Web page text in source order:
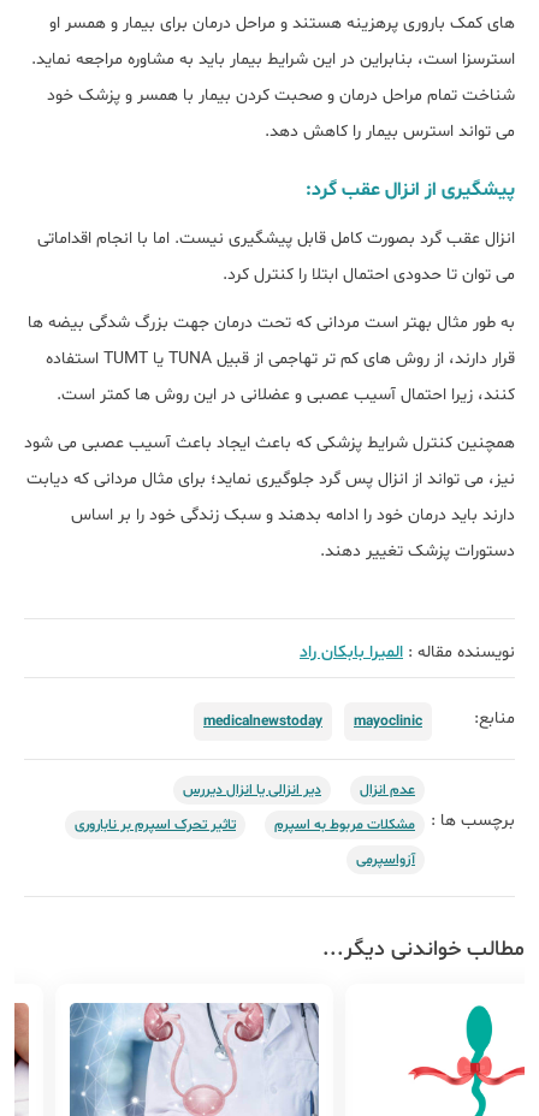
های کمک باروری پرهزینه هستند و مراحل درمان برای بیمار و همسر او
استرس‎زا است، بنابراین در این شرایط بیمار باید به مشاوره مراجعه نماید.
شناخت تمام مراحل درمان و صحبت کردن بیمار با همسر و پزشک خود
می تواند استرس بیمار را کاهش دهد.
پیشگیری از انزال عقب گرد:
انزال عقب گرد بصورت کامل قابل پیشگیری نیست. اما با انجام اقداماتی
می توان تا حدودی احتمال ابتلا را کنترل کرد.
به طور مثال بهتر است مردانی که تحت درمان جهت بزرگ شدگی بیضه ها
قرار دارند، از روش های کم تر تهاجمی از قبیل TUNA یا TUMT استفاده
کنند، زیرا احتمال آسیب عصبی و عضلانی در این روش ها کمتر است.
همچنین کنترل شرایط پزشکی که باعث ایجاد باعث آسیب عصبی می شود
نیز، می تواند از انزال پس گرد جلوگیری نماید؛ برای مثال مردانی که دیابت
دارند باید درمان خود را ادامه بدهند و سبک زندگی خود را بر اساس
دستورات پزشک تغییر دهند.
نویسنده مقاله : الميرا بابكان راد
منابع: mayoclinic
medicalnewstoday
برچسب ها :
عدم انزال
دیر انزالی یا انزال دیررس
مشکلات مربوط به اسپرم
تاثیر تحرک اسپرم بر ناباروری
آزواسپرمی
مطالب خواندنی دیگر...